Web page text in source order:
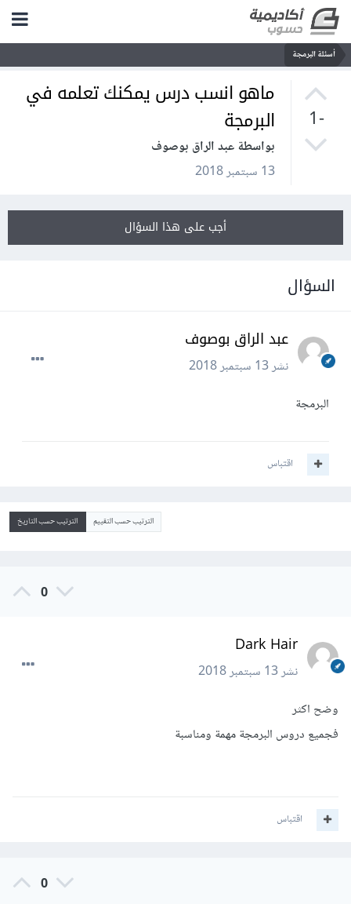
أسئلة البرمجة
-1
ماهو انسب درس يمكنك تعلمه في
البرمجة
بواسطة عبد الراق بوصوف
13 سبتمبر 2018
أجب على هذا السؤال
السؤال
عبد الراق بوصوف
نشر13 سبتمبر 2018
البرمجة
اقتباس
الترتيب حسب التقييم الترتيب حسب التاريخ
0
Dark Hair
نشر13 سبتمبر 2018
وضح اكثر
فجميع دروس البرمجة مهمة ومناسبة
اقتباس
0